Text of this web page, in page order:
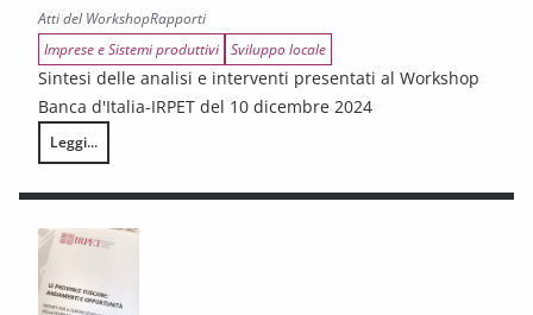
Atti del WorkshopRapporti
Imprese e Sistemi produttivi Sviluppo locale
Sintesi delle analisi e interventi presentati al Workshop
Banca d'Italia-IRPET del 10 dicembre 2024
Leggi...
Il sistema della moda in Toscana: la crisi e i nodi strutturali